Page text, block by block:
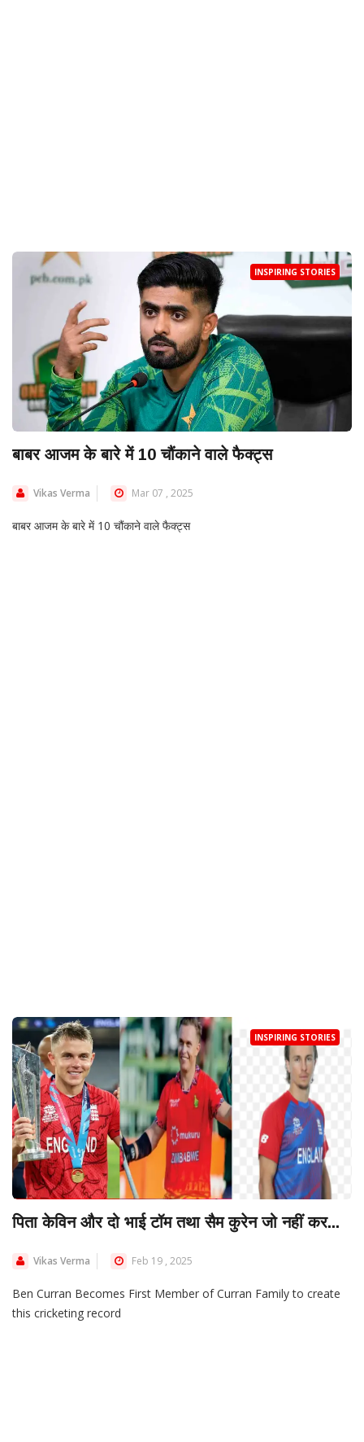
INSPIRING STORIES
बाबर आजम के बारे में 10 चौंकाने वाले फैक्ट्स
Vikas Verma Mar 07 , 2025
बाबर आजम के बारे में 10 चौंकाने वाले फैक्ट्स
INSPIRING STORIES
पिता केविन और दो भाई टॉम तथा सैम कुरेन जो नहीं कर...
Vikas Verma Feb 19 , 2025
Ben Curran Becomes First Member of Curran Family to create
this cricketing record